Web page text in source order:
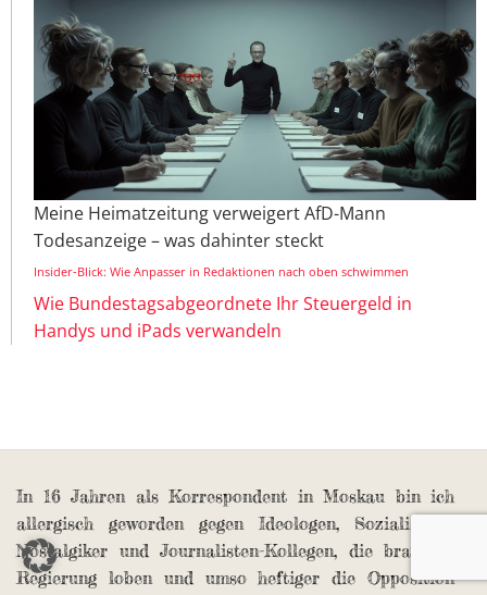
Meine Heimatzeitung verweigert AfD-Mann
Todesanzeige – was dahinter steckt
Insider-Blick: Wie Anpasser in Redaktionen nach oben schwimmen
Wie Bundestagsabgeordnete Ihr Steuergeld in
Handys und iPads verwandeln
In 16 Jahren als Korrespondent in Moskau bin ich
allergisch geworden gegen Ideologen, Sozialismus-
Nostalgiker und Journalisten-Kollegen, die brav die
Regierung loben und umso heftiger die Opposition